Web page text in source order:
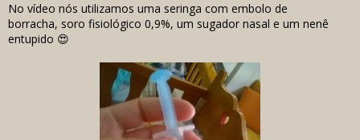
No vídeo nós utilizamos uma seringa com embolo de
borracha, soro fisiológico 0,9%, um sugador nasal e um nenê
entupido 😍